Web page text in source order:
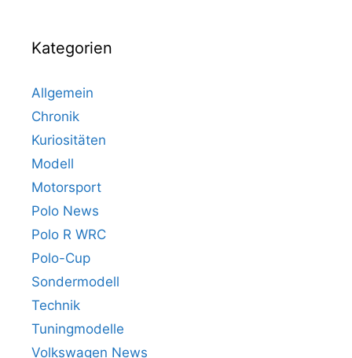
Kategorien
Allgemein
Chronik
Kuriositäten
Modell
Motorsport
Polo News
Polo R WRC
Polo-Cup
Sondermodell
Technik
Tuningmodelle
Volkswagen News